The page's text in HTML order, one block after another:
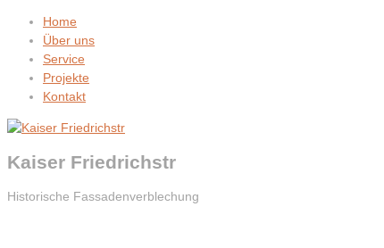
Home
Über uns
Service
Projekte
Kontakt
Kaiser Friedrichstr
Historische Fassadenverblechung